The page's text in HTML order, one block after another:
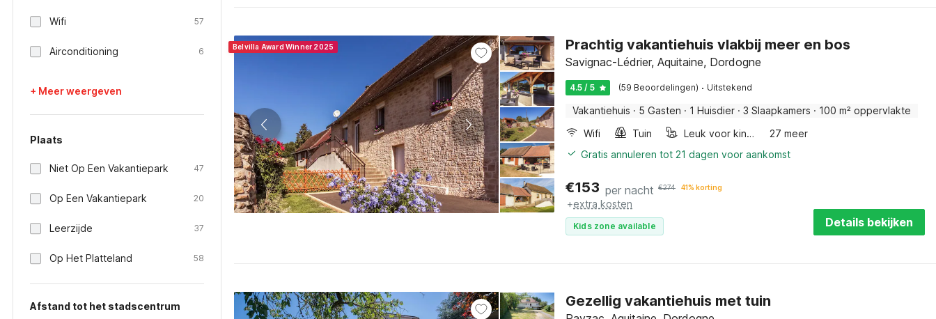
Wifi 57
Airconditioning 6
+ Meer weergeven
Plaats
Niet Op Een Vakantiepark 47
Op Een Vakantiepark 20
Leerzijde 37
Op Het Platteland 58
Afstand tot het stadscentrum
Belvilla Award Winner 2025 Prachtig vakantiehuis vlakbij meer en bos
Savignac-Lédrier, Aquitaine, Dordogne
4.5 / 5 (59 Beoordelingen) · Uitstekend
Vakantiehuis · 5 Gasten · 1 Huisdier · 3 Slaapkamers · 100 m² oppervlakte
Wifi
Tuin Leuk voor kinderen
27 meer
Gratis annuleren tot 21 dagen voor aankomst
€153 per nacht €274 41% korting
+extra kosten
Kids zone available Details bekijken
Gezellig vakantiehuis met tuin